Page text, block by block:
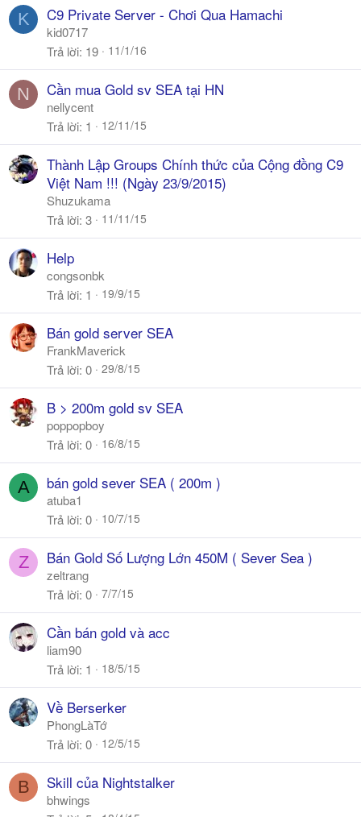
K C9 Private Server - Chơi Qua Hamachi
kid0717
Trả lời 19 11/1/16
N Cần mua Gold sv SEA tại HN
nellycent
Trả lời 1 12/11/15
Thành Lập Groups Chính thức của Cộng đồng C9
Việt Nam !!! (Ngày 23/9/2015)
Shuzukama
Trả lời 3 11/11/15
Help
congsonbk
Trả lời 1 19/9/15
Bán gold server SEA
FrankMaverick
Trả lời 0 29/8/15
B > 200m gold sv SEA
poppopboy
Trả lời 0 16/8/15
A bán gold sever SEA ( 200m )
atuba1
Trả lời 0 10/7/15
Z Bán Gold Số Lượng Lớn 450M ( Sever Sea )
zeltrang
Trả lời 0 7/7/15
Cần bán gold và acc
liam90
Trả lời 1 18/5/15
Về Berserker
PhongLàTớ
Trả lời 0 12/5/15
B Skill của Nightstalker
bhwings